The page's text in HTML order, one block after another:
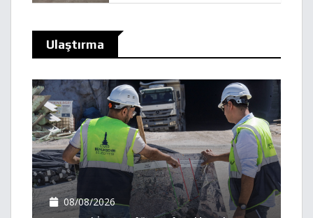
Ulaştırma
08/08/2026